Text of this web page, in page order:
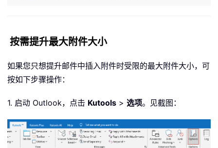
按需提升最大附件大小
如果您只想提升邮件中插入附件时受限的最大附件大小，可
按如下步骤操作：
1. 启动 Outlook，点击 Kutools > 选项。见截图：